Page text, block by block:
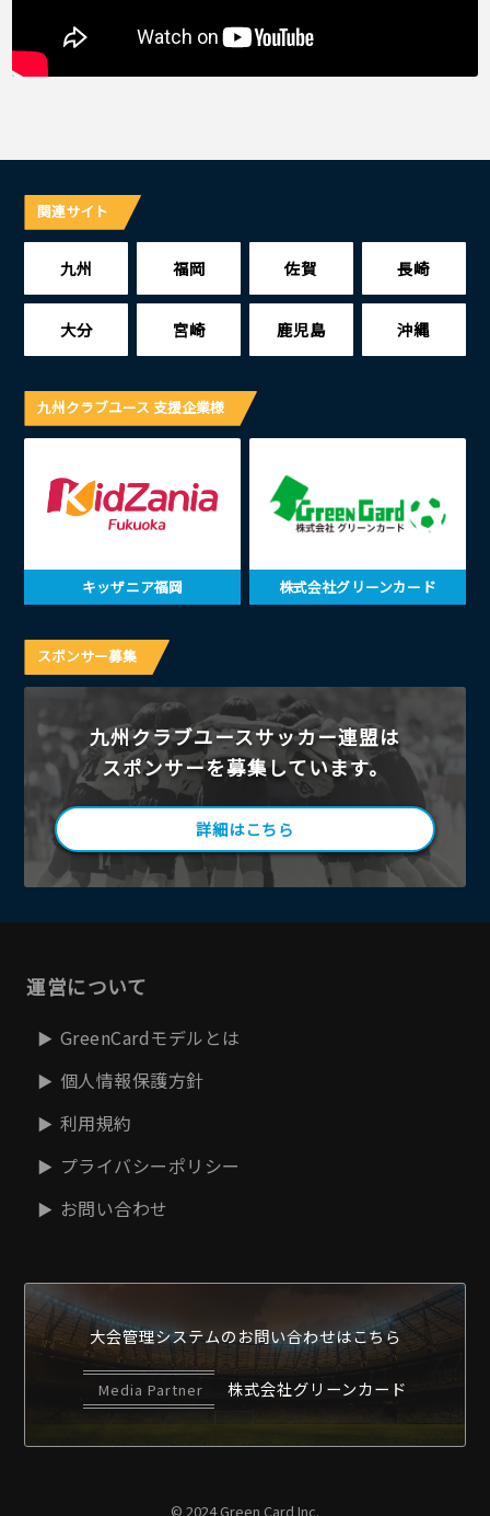
関連サイト
九州 福岡 佐賀 長崎
大分 宮崎 鹿児島 沖縄
九州クラブユース 支援企業様
キッザニア福岡 株式会社グリーンカード
スポンサー募集
九州クラブユースサッカー連盟は
スポンサーを募集しています。
詳細はこちら
運営について
GreenCardモデルとは
個人情報保護方針
利用規約
プライバシーポリシー
お問い合わせ
大会管理システムのお問い合わせはこちら
Media Partner 株式会社グリーンカード
© 2024 Green Card Inc.